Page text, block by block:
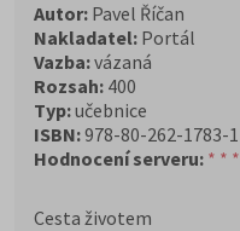
Autor: Pavel Říčan
Nakladatel: Portál
Vazba:vázaná
Rozsah: 400
Typ:učebnice
ISBN:978-80-262-1783-1
Hodnocení serveru: * *
Cesta životem